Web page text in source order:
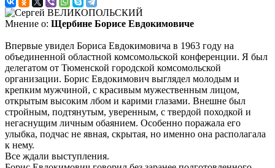
Мнение о: Щербине Борисе Евдокимовиче
Впервые увидел Бориса Евдокимовича в 1963 году на
объединенной областной комсомольской конференции. Я был
делегатом от Тюменской городской комсомольской
организации. Борис Евдокимович выглядел молодым и
крепким мужчиной, с красивым мужественным лицом,
открытым высоким лбом и карими глазами. Внешне был
стройным, подтянутым, уверенным, с твердой походкой и
негаснущим личным обаянием. Особенно поражала его
улыбка, подчас не явная, скрытая, но именно она располагала
к нему.
Все ждали выступления.